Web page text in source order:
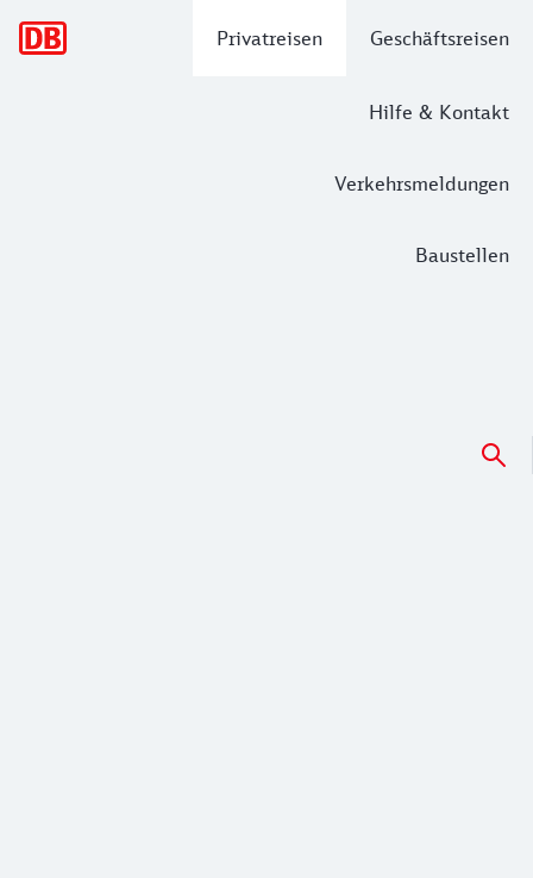
Privatreisen Geschäftsreisen
Hilfe & Kontakt
Verkehrsmeldungen
Baustellen